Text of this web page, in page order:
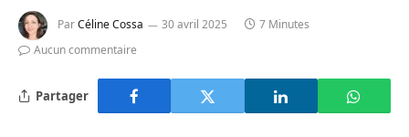
ParCéline Cossa 30 avril 2025
7 Minutes
Aucun commentaire
Partager